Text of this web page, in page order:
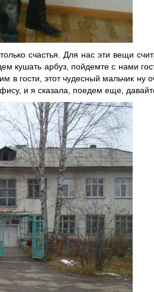
счастья. Для нас эти вещи
кушать арбуз, пойдемте с нами
в гости, этот чудесный мальчик
и я сказала, поедем еще,